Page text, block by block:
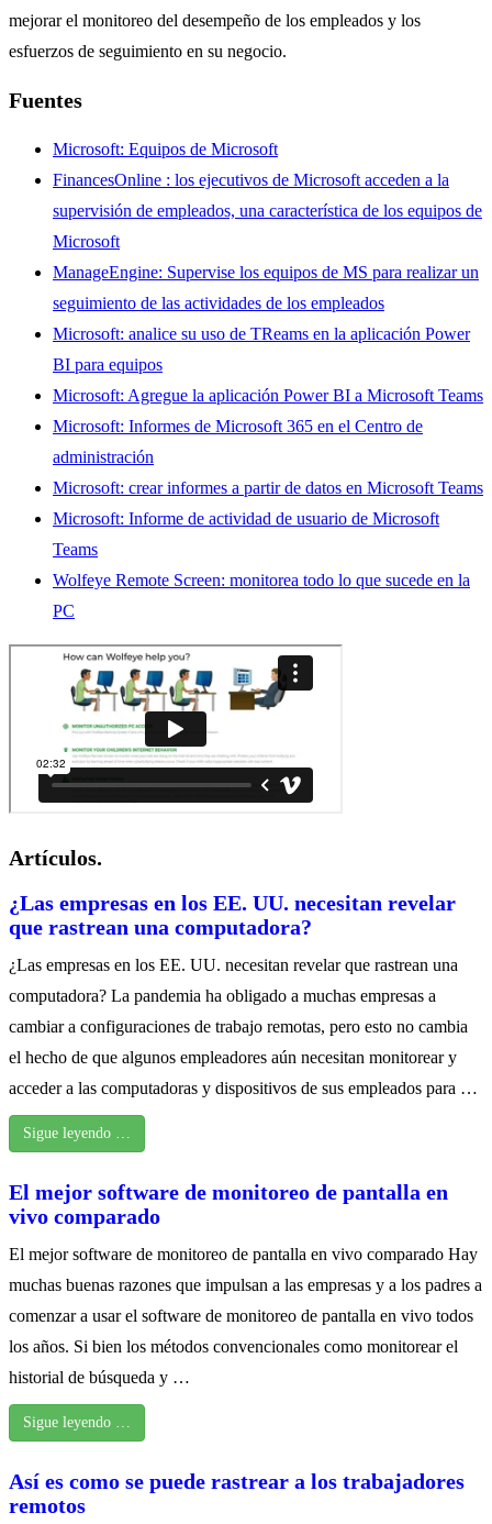
mejorar el monitoreo del desempeño de los empleados y los
esfuerzos de seguimiento en su negocio.
Fuentes
Microsoft: Equipos de Microsoft
FinancesOnline : los ejecutivos de Microsoft acceden a la
supervisión de empleados, una característica de los equipos de
Microsoft
ManageEngine: Supervise los equipos de MS para realizar un
seguimiento de las actividades de los empleados
Microsoft: analice su uso de TReams en la aplicación Power
BI para equipos
Microsoft: Agregue la aplicación Power BI a Microsoft Teams
Microsoft: Informes de Microsoft 365 en el Centro de
administración
Microsoft: crear informes a partirde datos en Microsoft Teams
Microsoft: Informe de actividad de usuario de Microsoft
Teams
Wolfeye Remote Screen: monitorea todo lo que sucede en la
PC
Artículos.
¿Las empresas en los EE. UU. necesitan revelar
que rastrean una computadora?
¿Las empresas en los EE. UU. necesitan revelar que rastrean una
computadora? La pandemia ha obligado a muchas empresas a
cambiar a configuraciones de trabajo remotas, pero esto no cambia
el hecho de que algunos empleadores aún necesitan monitorear y
acceder a las computadoras y dispositivos de sus empleados para …
Sigue leyendo …
El mejor software de monitoreo de pantalla en
vivo comparado
El mejor software de monitoreo de pantalla en vivo comparado Hay
muchas buenas razones que impulsan a las empresas y a los padres a
comenzar a usar el software de monitoreo de pantalla en vivo todos
los años. Si bien los métodos convencionales como monitorear el
historial de búsqueda y …
Sigue leyendo …
Así es como se puede rastrear a los trabajadores
remotos